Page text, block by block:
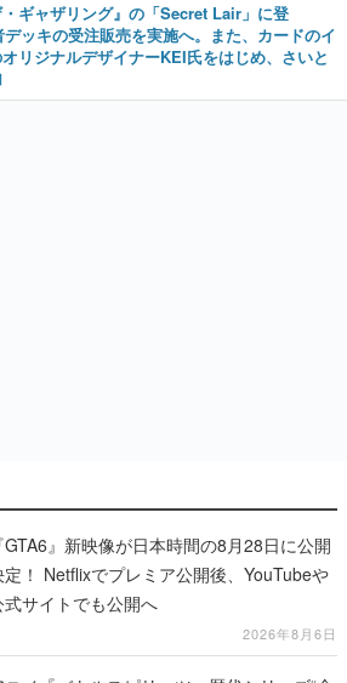
ギャザリング』の「Secret Lair」に登
ッキの受注販売を実施へ。また、カードのイ
リジナルデザイナーKEI氏をはじめ、さいと
GTA6』新映像が日本時間の8月28日に公開
定！ Netflixでプレミア公開後、YouTubeや
式サイトでも公開へ
2026年8月6日